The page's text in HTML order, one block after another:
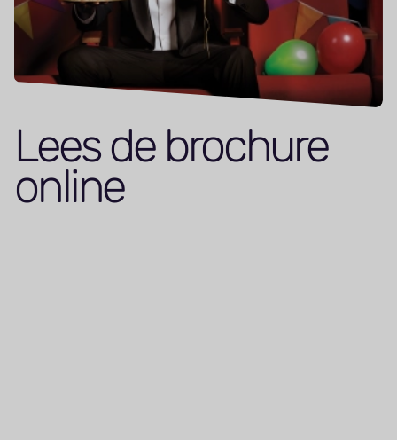
Lees de brochure
online